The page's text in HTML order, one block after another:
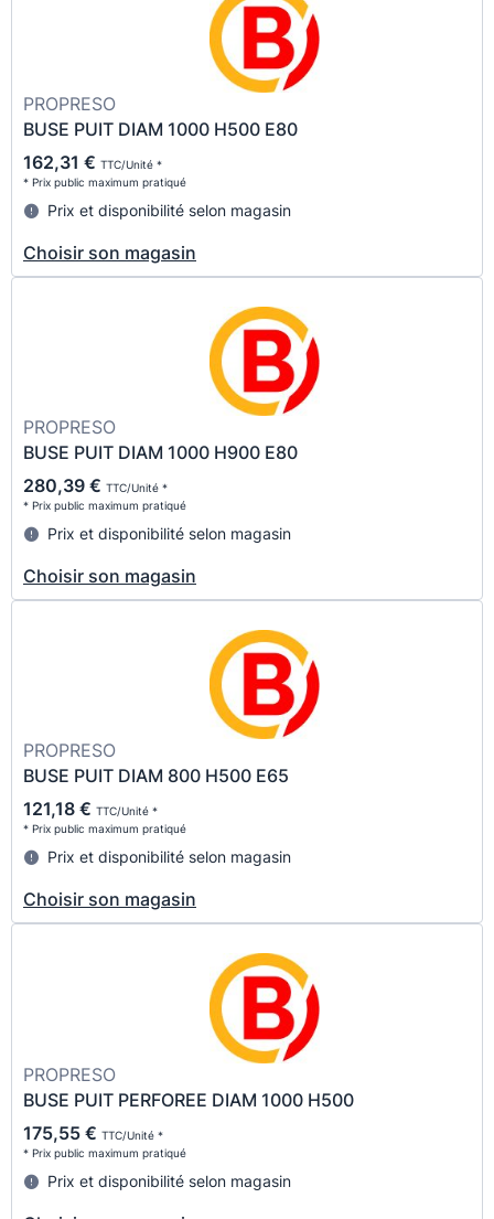
PROPRESO
BUSE PUIT DIAM 1000 H500 E80
162,31 € TTC/Unité *
* Prix public maximum pratiqué
Prix et disponibilité selon magasin
Choisir son magasin
PROPRESO
BUSE PUIT DIAM 1000 H900 E80
280,39 € TTC/Unité *
* Prix public maximum pratiqué
Prix et disponibilité selon magasin
Choisir son magasin
PROPRESO
BUSE PUIT DIAM 800 H500 E65
121,18 € TTC/Unité *
* Prix public maximum pratiqué
Prix et disponibilité selon magasin
Choisir son magasin
PROPRESO
BUSE PUIT PERFOREE DIAM 1000 H500
175,55 € TTC/Unité *
* Prix public maximum pratiqué
Prix et disponibilité selon magasin